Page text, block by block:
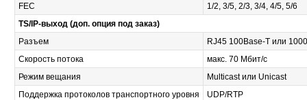
FEC
1/2, 3/5, 2/3, 3/4, 4/5, 5/6
TS/IP-выход (доп. опция под заказ)
Разъем
RJ45 100Base-T или
Скорость потока
макс. 70 Мбит/с
Режим вещания
Multicast или Unicast
Поддержка протоколов транспортного уровня
UDP/RTP